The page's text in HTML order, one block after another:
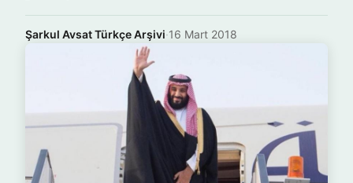
Şarkul Avsat Türkçe Arşivi·16 Mart 2018